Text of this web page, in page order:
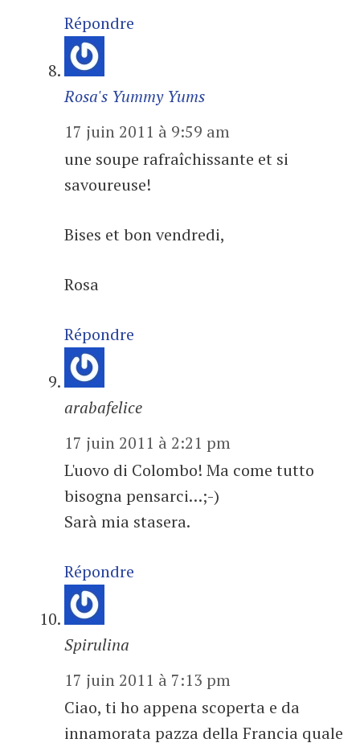
Répondre
Rosa's Yummy Yums
17 juin 2011 à 9:59 am
une soupe rafraîchissante et si
savoureuse!
Bises et bon vendredi,
Rosa
Répondre
arabafelice
17 juin 2011 à 2:21 pm
L'uovo di Colombo! Ma come tutto
bisogna pensarci…;-)
Sarà mia stasera.
Répondre
Spirulina
17 juin 2011 à 7:13 pm
Ciao, ti ho appena scoperta e da
innamorata pazza della Francia quale